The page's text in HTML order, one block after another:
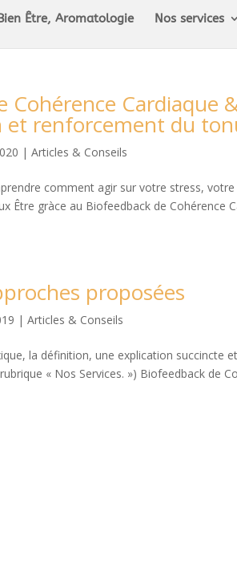
Être, Aromatologie Nos services
Cohérence Cardiaque
et renforcement du
|Articles & Conseils
comment agir sur votre stress,
Être gràce au Biofeedback de Cohérence
proposées
|Articles & Conseils
la définition, une explication succincte
« Nos Services. ») Biofeedback de